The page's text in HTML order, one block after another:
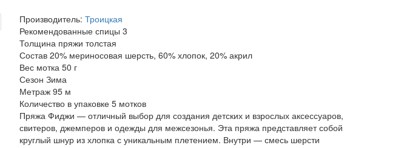
Производитель: Троицкая
Рекомендованные спицы 3
Толщина пряжи толстая
Состав 20% мериносовая шерсть, 60% хлопок, 20% акрил
Вес мотка 50 г
Сезон Зима
Метраж 95 м
Количество в упаковке 5 мотков
Пряжа Фиджи — отличный выбор для создания детских и взрослых аксессуаров,
свитеров, джемперов и одежды для межсезонья. Эта пряжа представляет собой
круглый шнур из хлопка с уникальным плетением. Внутри — смесь шерсти